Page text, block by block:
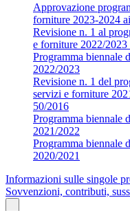
Approvazione
forniture 2023-2024
Revisione n. 1 al
e forniture 2022/2023
Programma biennale
2022/2023
Revisione n. 1 del
servizi e forniture
50/2016
Programma biennale
2021/2022
Programma biennale
2020/2021
Informazioni sulle singole
Sovvenzioni, contributi,